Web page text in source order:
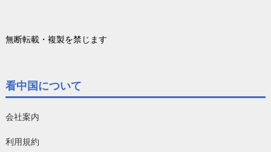
無断転載・複製を禁じます
看中国について
会社案内
利用規約